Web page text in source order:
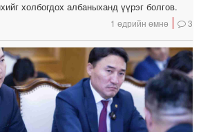
холбогдох албаныханд үүрэг болгов.
1 өдрийн өмнө 3